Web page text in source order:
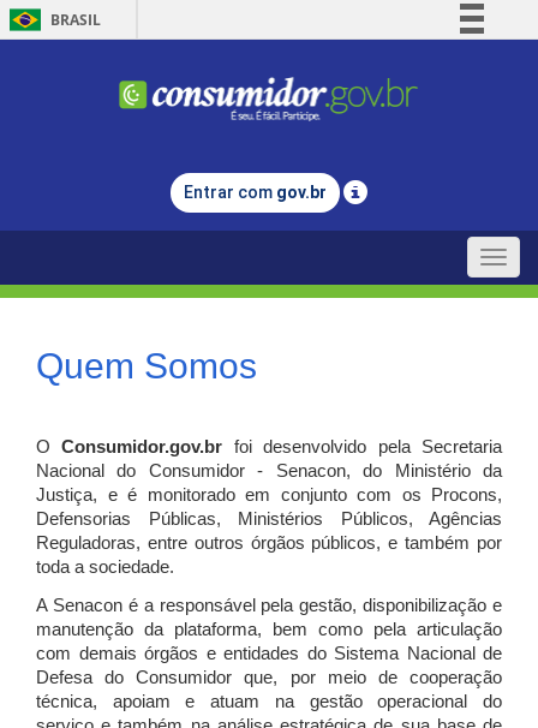
BRASIL
Comunica BR
Legislação
Entrar com gov.br
Toggle
Quem Somos
OConsumidor.gov.br
foi desenvolvido pela Secretaria
Nacional do Consumidor - Senacon, do Ministério da
Justiça, e é monitorado em conjunto com os Procons,
Defensorias Públicas, Ministérios Públicos, Agências
Reguladoras, entre outros órgãos públicos, e também por
toda a sociedade.
A Senacon é a responsável pela gestão, disponibilização e
manutenção da plataforma, bem como pela articulação
com demais órgãos e entidades do Sistema Nacional de
Defesa do Consumidor que, por meio de cooperação
técnica, apoiam e atuam na gestão operacional do